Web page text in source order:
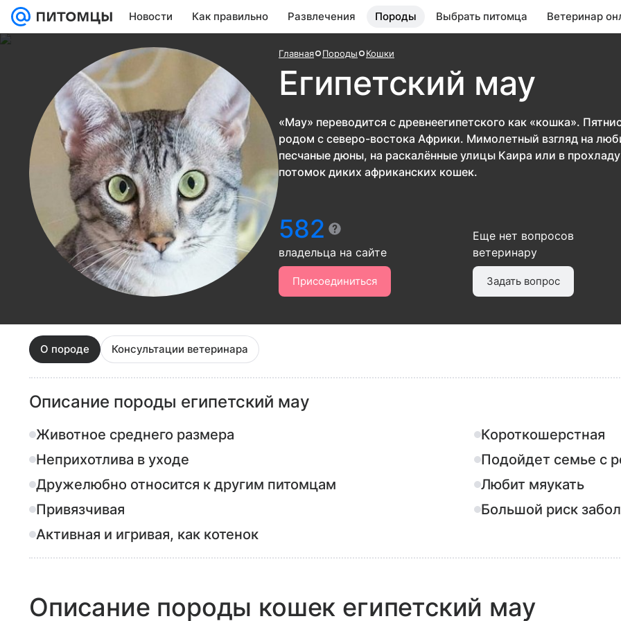
Новости Как правильно Развлечения Породы Выбрать питомца Ветеринар
Главная Породы Кошки
Египетский мау
«Мау» переводится с древнеегипетского как «кошка».
родом с северо-востока Африки. Мимолетный взгляд на
песчаные дюны, на раскалённые улицы Каира или в
потомок диких африканских кошек.
582
владельца на сайте
Присоединиться
Еще нет вопросов
ветеринару
Задать вопрос
О породе Консультации ветеринара
Описание породы египетский мау
Животное среднего размера
Короткошерстная
Неприхотлива в уходе
Подойдет семье с
Дружелюбно относится к другим питомцам
Любит мяукать
Привязчивая
Большой риск
Активная и игривая, как котенок
Описание породы кошек египетский мау